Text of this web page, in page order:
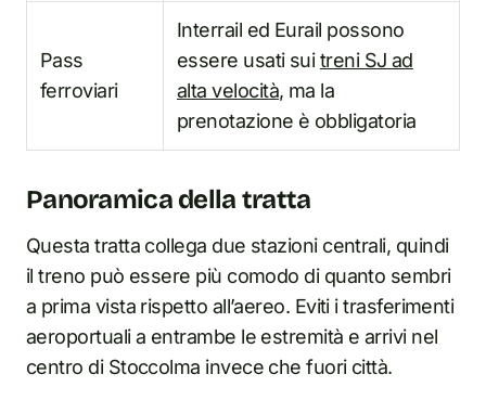
Pass
ferroviari
Interrail ed Eurail possono
essere usati suitreni SJ ad
alta velocità, ma la
prenotazione è obbligatoria
Panoramica della tratta
Questa tratta collega due stazioni centrali, quindi
il treno può essere più comodo di quanto sembri
a prima vista rispetto all’aereo. Eviti i trasferimenti
aeroportuali a entrambe le estremità e arrivi nel
centro di Stoccolma invece che fuori città.